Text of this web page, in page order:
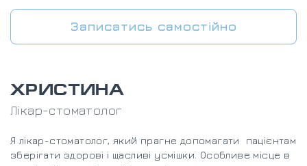
Записатись самостійно
ХРИСТИНА
Лікар-стоматолог
Я лікар-стоматолог, який прагне допомагати пацієнтам
зберігати здорові і щасливі усмішки. Особливе місце в